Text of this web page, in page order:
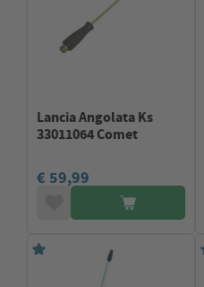
Lancia Angolata Ks
33011064 Comet
€ 59,99